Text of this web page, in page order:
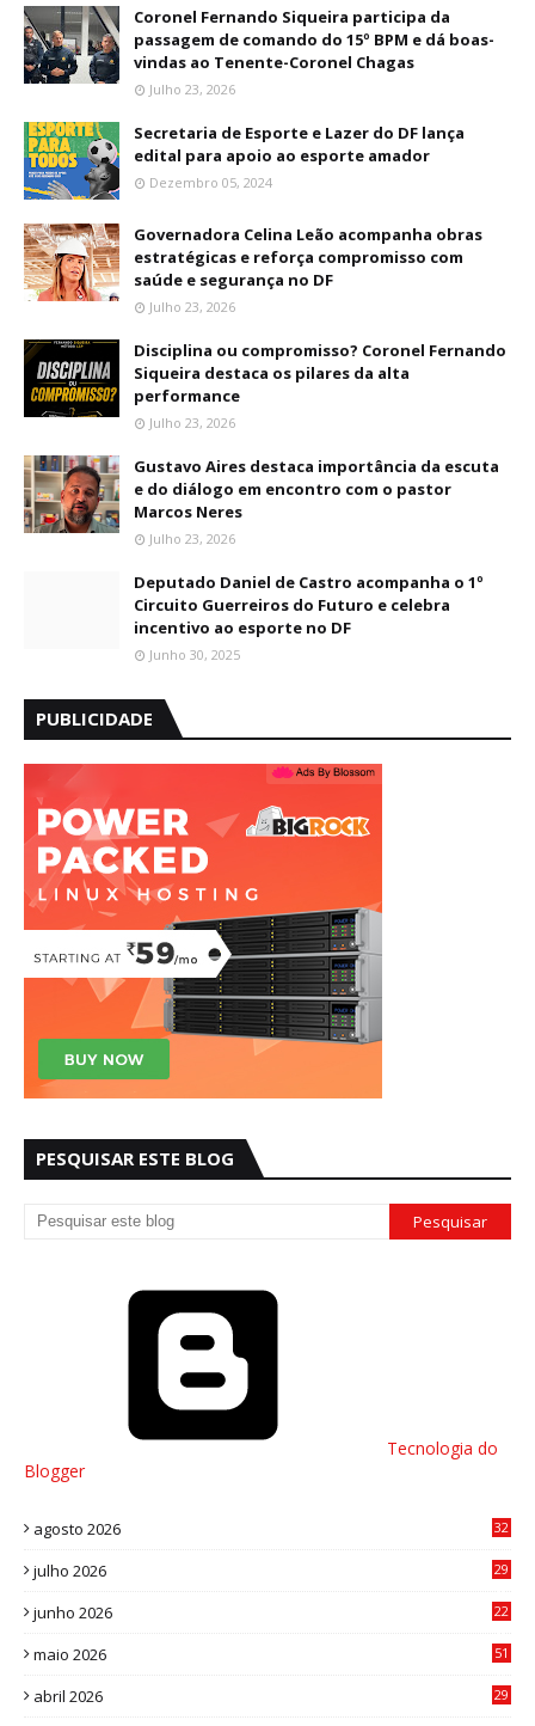
Coronel Fernando Siqueira participa da
passagem de comando do 15º BPM e dá boas-
vindas ao Tenente-Coronel Chagas
Julho 23, 2026
Secretaria de Esporte e Lazer do DF lança
edital para apoio ao esporte amador
Dezembro 05, 2024
Governadora Celina Leão acompanha obras
estratégicas e reforça compromisso com
saúde e segurança no DF
Julho 23, 2026
Disciplina ou compromisso? Coronel Fernando
Siqueira destaca os pilares da alta
performance
Julho 23, 2026
Gustavo Aires destaca importância da escuta
e do diálogo em encontro com o pastor
Marcos Neres
Julho 23, 2026
Deputado Daniel de Castro acompanha o 1º
Circuito Guerreiros do Futuro e celebra
incentivo ao esporte no DF
Junho 30, 2025
PUBLICIDADE
PESQUISAR ESTE BLOG
Tecnologia do
Blogger
agosto 2026 32
julho 2026
29
junho 2026
22
maio 2026
51
abril 2026
29